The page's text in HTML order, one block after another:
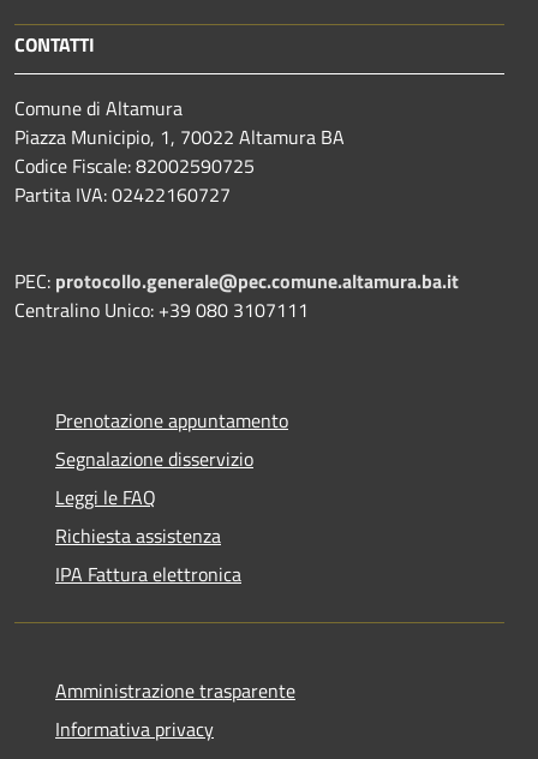
CONTATTI
Comune di Altamura
Piazza Municipio, 1, 70022 Altamura BA
Codice Fiscale: 82002590725
Partita IVA: 02422160727
PEC: protocollo.generale@pec.comune.altamura.ba.it
Centralino Unico: +39 080 3107111
Prenotazione appuntamento
Segnalazione disservizio
Leggi le FAQ
Richiesta assistenza
IPA Fattura elettronica
Amministrazione trasparente
Informativa privacy